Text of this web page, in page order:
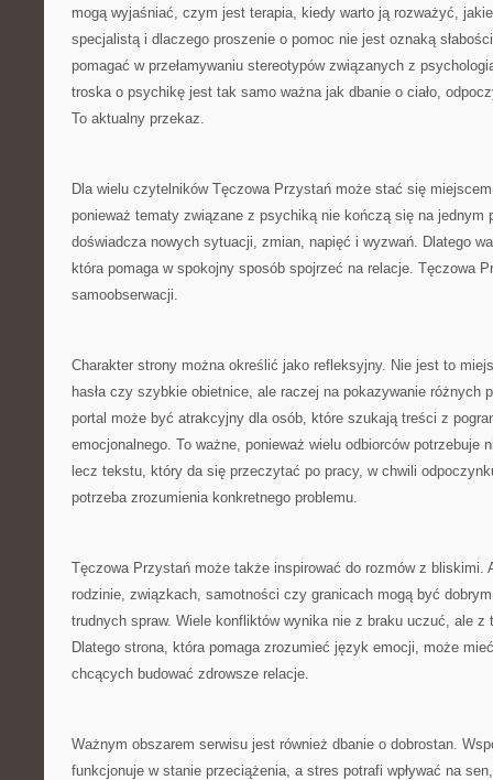
mogą wyjaśniać, czym jest terapia, kiedy warto ją rozważyć,
specjalistą i dlaczego proszenie o pomoc nie jest oznaką
pomagać w przełamywaniu stereotypów związanych z
troska o psychikę jest tak samo ważna jak dbanie o ciało,
To aktualny przekaz.
Dla wielu czytelników Tęczowa Przystań może stać się
ponieważ tematy związane z psychiką nie kończą się na jednym
doświadcza nowych sytuacji, zmian, napięć i wyzwań. Dlatego
która pomaga w spokojny sposób spojrzeć na relacje. Tęczowa
samoobserwacji.
Charakter strony można określić jako refleksyjny. Nie jest to
hasła czy szybkie obietnice, ale raczej na pokazywanie różnych
portal może być atrakcyjny dla osób, które szukają treści z
emocjonalnego. To ważne, ponieważ wielu odbiorców potrzebuje
lecz tekstu, który da się przeczytać po pracy, w chwili
potrzeba zrozumienia konkretnego problemu.
Tęczowa Przystań może także inspirować do rozmów z bliskimi.
rodzinie, związkach, samotności czy granicach mogą być
trudnych spraw. Wiele konfliktów wynika nie z braku uczuć, ale z
Dlatego strona, która pomaga zrozumieć język emocji, może
chcących budować zdrowsze relacje.
Ważnym obszarem serwisu jest również dbanie o dobrostan.
funkcjonuje w stanie przeciążenia, a stres potrafi wpływać na